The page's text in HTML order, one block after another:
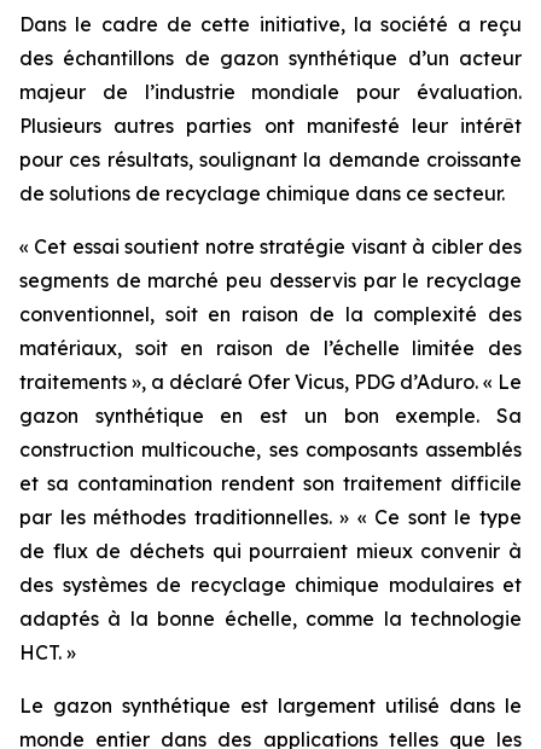
Dans le cadre de cette initiative, la société a reçu
des échantillons de gazon synthétique d’un acteur
majeur de l’industrie mondiale pour évaluation.
Plusieurs autres parties ont manifesté leur intérêt
pour ces résultats, soulignant la demande croissante
de solutions de recyclage chimique dans ce secteur.
« Cet essai soutient notre stratégie visant à cibler des
segments de marché peu desservis par le recyclage
conventionnel, soit en raison de la complexité des
matériaux, soit en raison de l’échelle limitée des
traitements », a déclaré Ofer Vicus, PDG d’Aduro. « Le
gazon synthétique en est un bon exemple. Sa
construction multicouche, ses composants assemblés
et sa contamination rendent son traitement difficile
par les méthodes traditionnelles. » « Ce sont le type
de flux de déchets qui pourraient mieux convenir à
des systèmes de recyclage chimique modulaires et
adaptés à la bonne échelle, comme la technologie
HCT. »
Le gazon synthétique est largement utilisé dans le
monde entier dans des applications telles que les